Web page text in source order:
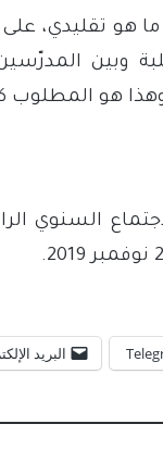
ما هو تقليدي،
وبين
هو المطلوب
السنوي
البريد